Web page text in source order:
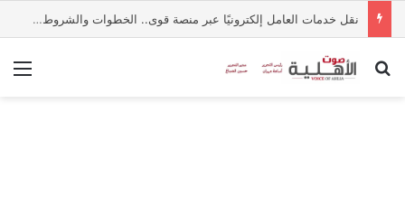
نقل خدمات العامل إلكترونيًا عبر منصة قوى.. الخطوات والشروط بالتفصيل
بحث عن